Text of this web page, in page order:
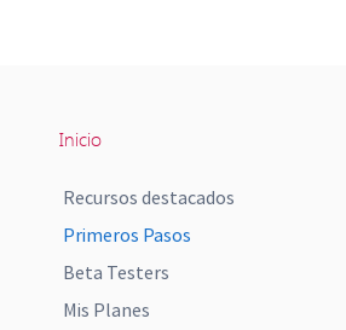
Inicio
Recursos destacados
Primeros Pasos
Beta Testers
Mis Planes